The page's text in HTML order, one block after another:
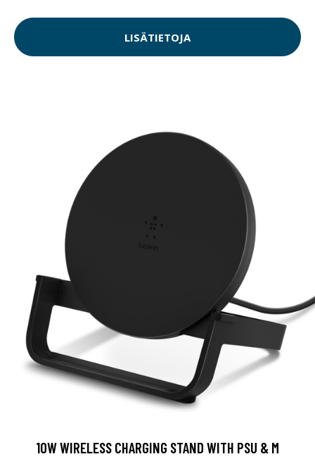
LISÄTIETOJA
10W WIRELESS CHARGING STAND WITH PSU & M